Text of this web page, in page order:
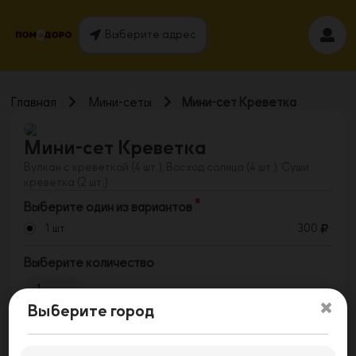
Выберите адрес
Главная Мини-сеты Мини-сет Креветка
Мини-сет Креветка
Выберите один из вариантов
1 шт 300
Выберите количество
1
Заказать
Выберите город